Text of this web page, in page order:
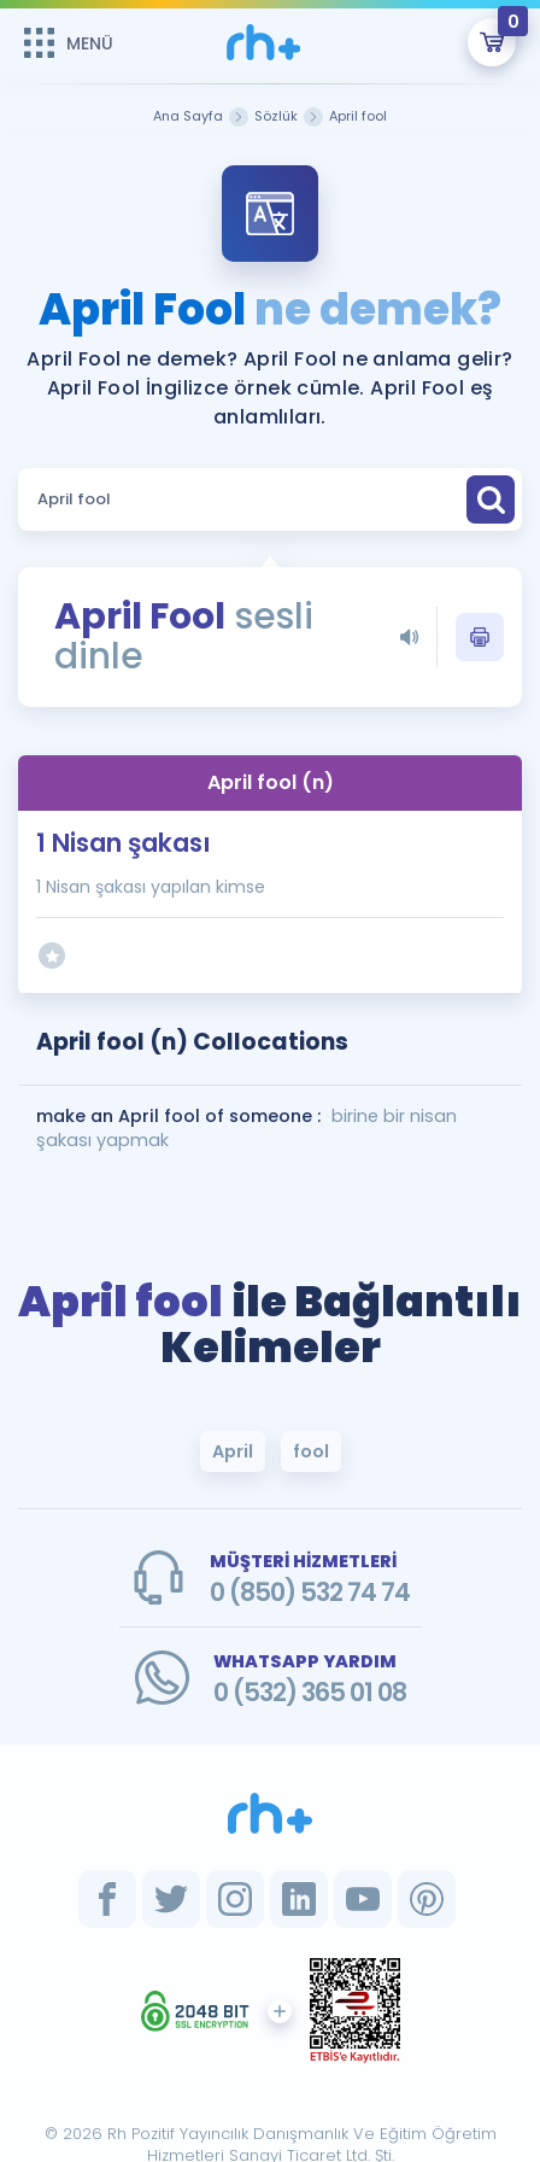
MENÜ
0
ÜYE DEĞİLİM
Sepetin Şu An Boş.
Remzi Hoca ile seni sınava hazırlayacak onlarca eğitim seni
bekliyor!
MENÜ
Katılımcı Görüşleri
Faydalı Araçlar
Sözlük
Rehberlik Aracı
ÖSYM Sınav Takvimi
İngilizce Gramer
Hakkımızda
Ana Sayfa Sözlük April fool
April Foolne demek?
April Fool ne demek? April Fool ne anlama gelir?
April Fool İngilizce örnek cümle. April Fool eş
anlamlıları.
April Fool sesli
dinle
April fool (n)
1 Nisan şakası
1 Nisan şakası yapılan kimse
April fool (n) Collocations
make an April fool of someone : birine bir nisan
şakası yapmak
April fool ile Bağlantılı
Kelimeler
April fool
MÜŞTERİ HİZMETLERİ
0 (850) 532 74 74
WHATSAPP YARDIM
0 (532) 365 01 08
© 2026 Rh Pozitif Yayıncılık Danışmanlık Ve Eğitim Öğretim
Hizmetleri Sanayi Ticaret Ltd. Şti.